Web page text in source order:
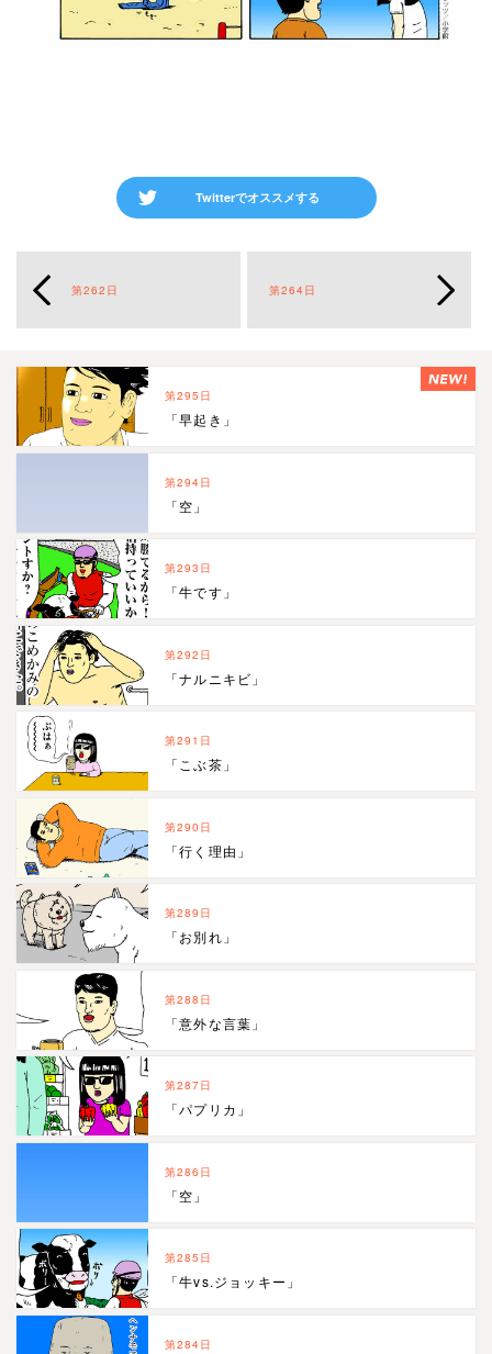
Twitterでオススメする
第262日 第264日
第295日
「早起き」
第294日
「空」
第293日
「牛です」
第292日
「ナルニキビ」
第291日
「こぶ茶」
第290日
「行く理由」
第289日
「お別れ」
第288日
「意外な言葉」
第287日
「パプリカ」
第286日
「空」
第285日
「牛vs.ジョッキー」
第284日